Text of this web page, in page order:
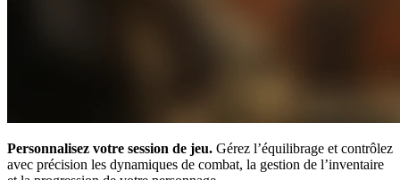
Personnalisez votre session de jeu. Gérez l’équilibrage et contrôlez
avec précision les dynamiques de combat, la gestion de l’inventaire